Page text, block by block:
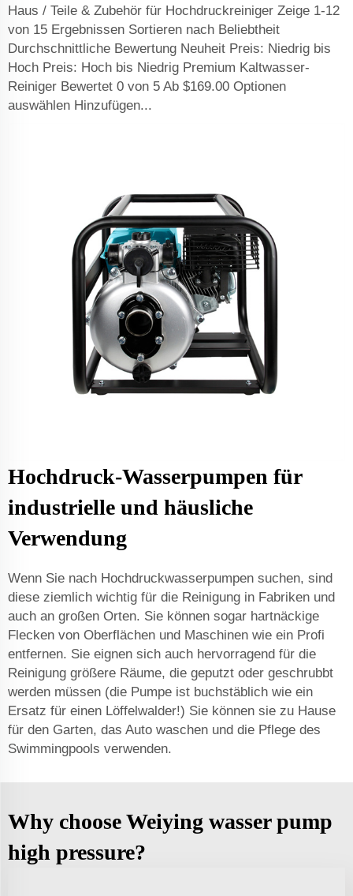
Haus / Teile & Zubehör für Hochdruckreiniger Zeige 1-12
von 15 Ergebnissen Sortieren nach Beliebtheit
Durchschnittliche Bewertung Neuheit Preis: Niedrig bis
Hoch Preis: Hoch bis Niedrig Premium Kaltwasser-
Reiniger Bewertet 0 von 5 Ab $169.00 Optionen
auswählen Hinzufügen...
Hochdruck-Wasserpumpen für
industrielle und häusliche
Verwendung
Wenn Sie nach Hochdruckwasserpumpen suchen, sind
diese ziemlich wichtig für die Reinigung in Fabriken und
auch an großen Orten. Sie können sogar hartnäckige
Flecken von Oberflächen und Maschinen wie ein Profi
entfernen. Sie eignen sich auch hervorragend für die
Reinigung größere Räume, die geputzt oder geschrubbt
werden müssen (die Pumpe ist buchstäblich wie ein
Ersatz für einen Löffelwalder!) Sie können sie zu Hause
für den Garten, das Auto waschen und die Pflege des
Swimmingpools verwenden.
Why choose Weiying wasser pump
high pressure?